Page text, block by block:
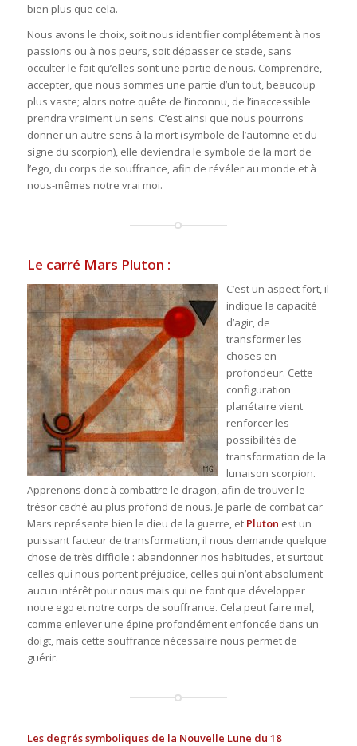
bien plus que cela.
Nous avons le choix, soit nous identifier complétement à nos
passions ou à nos peurs, soit dépasser ce stade, sans
occulter le fait qu’elles sont une partie de nous. Comprendre,
accepter, que nous sommes une partie d’un tout, beaucoup
plus vaste; alors notre quête de l’inconnu, de l’inaccessible
prendra vraiment un sens. C’est ainsi que nous pourrons
donner un autre sens à la mort (symbole de l’automne et du
signe du scorpion), elle deviendra le symbole de la mort de
l’ego, du corps de souffrance, afin de révéler au monde et à
nous-mêmes notre vrai moi.
Le carré Mars Pluton :
C’est un aspect fort, il
indique la capacité
d’agir, de
transformer les
choses en
profondeur. Cette
configuration
planétaire vient
renforcer les
possibilités de
transformation de la
lunaison scorpion.
Apprenons donc à combattre le dragon, afin de trouver le
trésor caché au plus profond de nous. Je parle de combat car
Mars représente bien le dieu de la guerre, et Pluton est un
puissant facteur de transformation, il nous demande quelque
chose de très difficile : abandonner nos habitudes, et surtout
celles qui nous portent préjudice, celles qui n’ont absolument
aucun intérêt pour nous mais qui ne font que développer
notre ego et notre corps de souffrance. Cela peut faire mal,
comme enlever une épine profondément enfoncée dans un
doigt, mais cette souffrance nécessaire nous permet de
guérir.
Les degrés symboliques de la Nouvelle Lune du 18